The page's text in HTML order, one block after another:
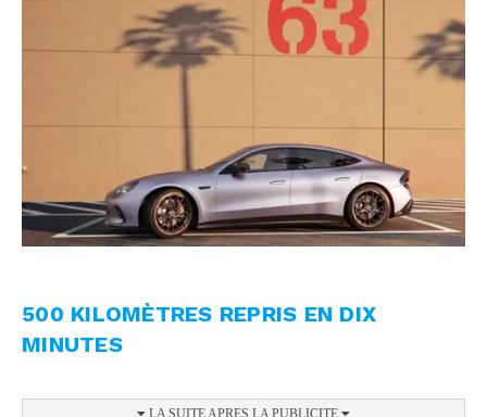
500 KILOMÈTRES REPRIS EN DIX
MINUTES